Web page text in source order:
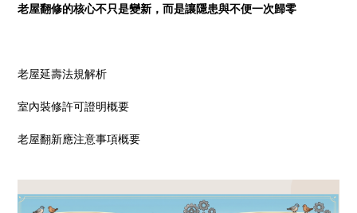
老屋翻修的核心不只是變新，而是讓隱患與不便一次歸零
老屋延壽法規解析
室內裝修許可證明概要
老屋翻新應注意事項概要